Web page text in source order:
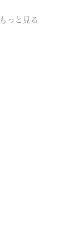
もっと見る